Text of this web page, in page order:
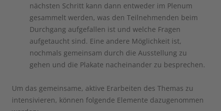
nächsten Schritt kann dann entweder im Plenum
gesammelt werden, was den Teilnehmenden beim
Durchgang aufgefallen ist und welche Fragen
aufgetaucht sind. Eine andere Möglichkeit ist,
nochmals gemeinsam durch die Ausstellung zu
gehen und die Plakate nacheinander zu besprechen.
Um das gemeinsame, aktive Erarbeiten des Themas zu
intensivieren, können folgende Elemente dazugenommen